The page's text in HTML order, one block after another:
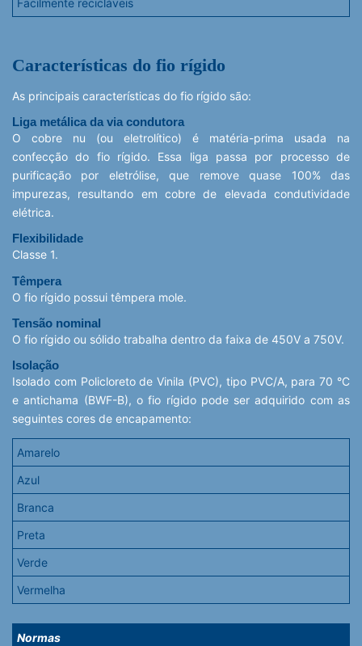
Características do fio rígido
As principais características do fio rígido são:
Liga metálica da via condutora
O cobre nu (ou eletrolítico) é matéria-prima usada na
confecção do fio rígido. Essa liga passa por processo de
purificação por eletrólise, que remove quase 100% das
impurezas, resultando em cobre de elevada condutividade
elétrica.
Flexibilidade
Classe 1.
Têmpera
O fio rígido possui têmpera mole.
Tensão nominal
O fio rígido ou sólido trabalha dentro da faixa de 450V a 750V.
Isolação
Isolado com Policloreto de Vinila (PVC), tipo PVC/A, para 70 °C
e antichama (BWF-B), o fio rígido pode ser adquirido com as
seguintes cores de encapamento:
Amarelo
Azul
Branca
Preta
Verde
Vermelha
Normas